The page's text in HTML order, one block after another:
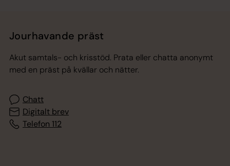
Jourhavande präst
Akut samtals- och krisstöd. Prata eller chatta anonymt
med en präst på kvällar och nätter.
Chatt
Digitalt brev
Telefon 112